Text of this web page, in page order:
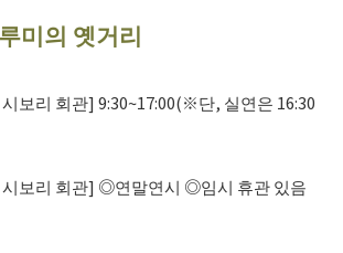
미의 옛거리
보리 회관] 9:30~17:00(※단, 실연은 16:30
보리 회관] ◎연말연시 ◎임시 휴관 있음